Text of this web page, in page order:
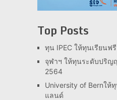
Top Posts
ทุน IPEC ให้ทุนเรียนฟ
จุฬาฯ ให้ทุนระดับปริญ
2564
University of Bernให้
แลนด์